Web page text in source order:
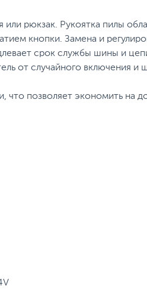
рюкзак. Рукоятка пилы
кнопки. Замена и
срок службы шины и
от случайного
позволяет экономить на